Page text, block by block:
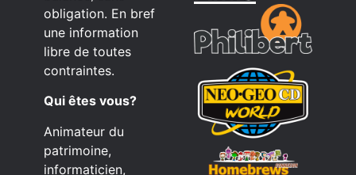
obligation. En bref
une information
libre de toutes
contraintes.
Qui êtes vous?
Animateur du
patrimoine,
informaticien,